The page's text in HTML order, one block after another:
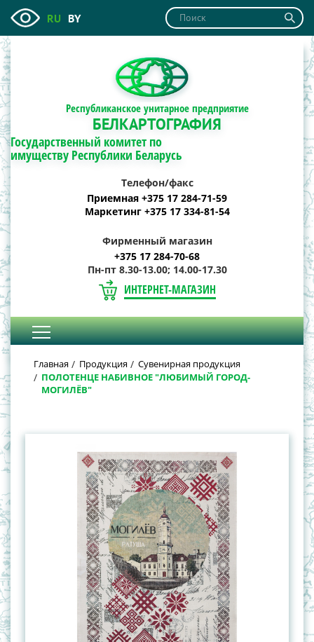
RU BY
Республиканское унитарное предприятие
БЕЛКАРТОГРАФИЯ
Государственный комитет по
имуществу Республики Беларусь
Телефон/факс
Приемная +375 17 284-71-59
Маркетинг +375 17 334-81-54
Фирменный магазин
+375 17 284-70-68
Пн-пт 8.30-13.00; 14.00-17.30
ИНТЕРНЕТ-МАГАЗИН
Главная Продукция
Сувенирная продукция
ПОЛОТЕНЦЕ НАБИВНОЕ "ЛЮБИМЫЙ ГОРОД-
МОГИЛЁВ"